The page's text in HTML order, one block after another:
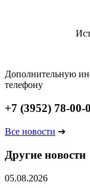
Дополнительную
телефону
+7 (3952) 78-00-
Все новости ➔
Другие новости
05.08.2026